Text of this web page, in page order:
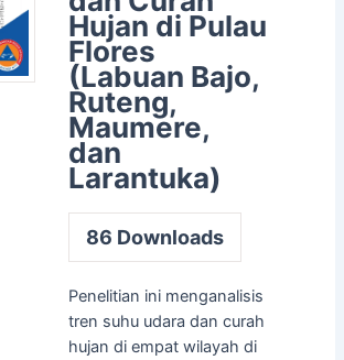
Hujan di Pulau
Flores
(Labuan Bajo,
Ruteng,
Maumere,
dan
Larantuka)
86 Downloads
Penelitian ini menganalisis
tren suhu udara dan curah
hujan di empat wilayah di